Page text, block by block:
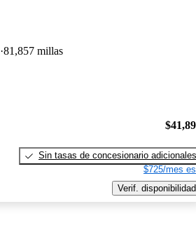
81,857 millas
Sin tasas de concesionario adicionales
$725/mes
Verif. disponibilidad